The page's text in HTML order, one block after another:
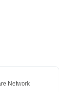
Network